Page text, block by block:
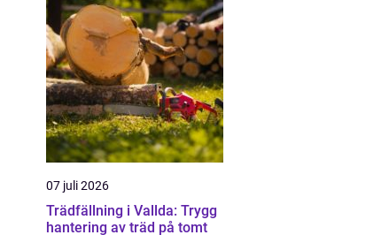
07 juli 2026
Trädfällning i Vallda: Trygg
hantering av träd på tomt